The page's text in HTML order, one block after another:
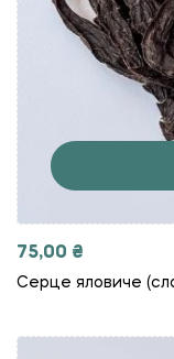
75,00 ₴
Серце яловиче